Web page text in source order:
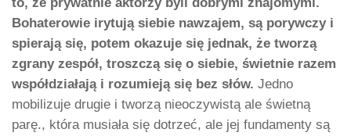
Bohaterowie irytują siebie nawzajem, są porywczy i
spierają się, potem okazuje się jednak, że tworzą
zgrany zespół, troszczą się o siebie, świetnie razem
współdziałają i rozumieją się bez słów. Jedno
mobilizuje drugie i tworzą nieoczywistą ale świetną
parę., która musiała się dotrzeć, ale jej fundamenty są